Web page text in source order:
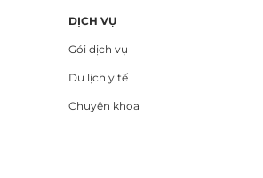
DỊCH VỤ
Gói dịch vụ
Du lịch y tế
Chuyên khoa